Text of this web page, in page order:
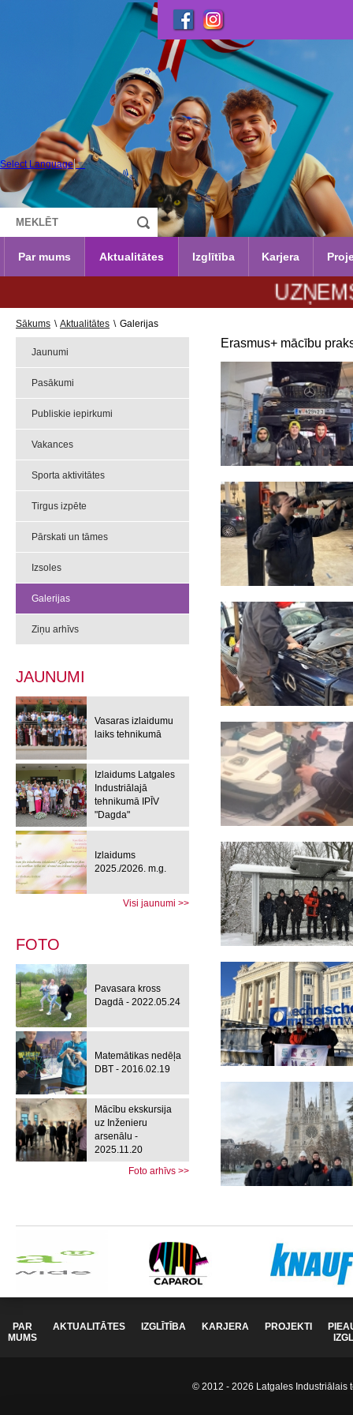
Select Language ▼
Par mums Aktualitātes Izglītība Karjera
Sākums \ Aktualitātes \ Galerijas
Jaunumi
Pasākumi
Publiskie iepirkumi
Vakances
Sporta aktivitātes
Tirgus izpēte
Pārskati un tāmes
Izsoles
Galerijas
Ziņu arhīvs
JAUNUMI
Vasaras izlaidumu
laiks tehnikumā
Izlaidums Latgales
Industriālajā
tehnikumā IPĪV
"Dagda"
Izlaidums
2025./2026. m.g.
Visi jaunumi >>
FOTO
Pavasara kross
Dagdā - 2022.05.24
Matemātikas nedēļa
DBT - 2016.02.19
Mācību ekskursija
uz Inženieru
arsenālu -
2025.11.20
Foto arhīvs >>
Erasmus+ mācību
PAR
MUMS
AKTUALITĀTES IZGLĪTĪBA KARJERA PROJEKTI
© 2012 - 2026 Latgales Industriālais